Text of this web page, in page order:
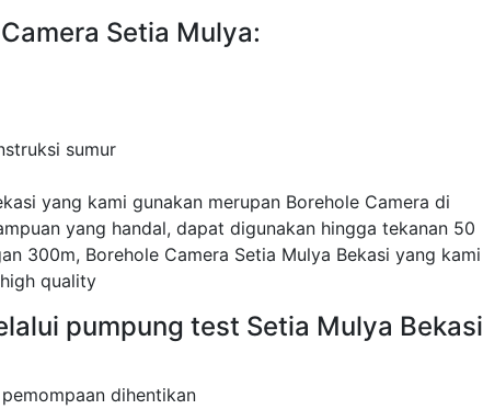
Setia Mulya:
sumur
yang kami gunakan merupan Borehole Camera di
yang handal, dapat digunakan hingga tekanan 50
300m, Borehole Camera Setia Mulya Bekasi yang kami
quality
pumpung test Setia Mulya Bekasi
dihentikan